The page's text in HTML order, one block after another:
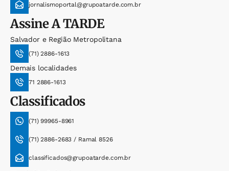
jornalismoportal@grupoatarde.com.br
AssineA TARDE
Salvador e Região Metropolitana
(71) 2886-1613
Demais localidades
71 2886-1613
Classificados
(71) 99965-8961
(71) 2886-2683 / Ramal 8526
classificados@grupoatarde.com.br